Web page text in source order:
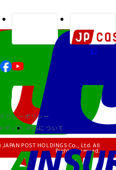
バシーポリシー
ディア RSSについて
POST HOLDINGS Co., Ltd. All
Rights Reserved.